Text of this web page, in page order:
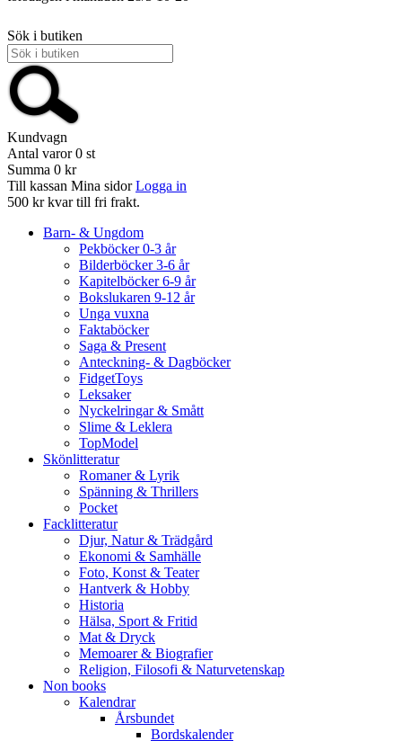
Sök i butiken
Kundvagn
Antal varor 0 st
Summa 0 kr
Till kassan Mina sidor Logga in
500 kr kvar till fri frakt.
Barn- & Ungdom
Pekböcker 0-3 år
Bilderböcker 3-6 år
Kapitelböcker 6-9 år
Bokslukaren 9-12 år
Unga vuxna
Faktaböcker
Saga & Present
Anteckning- & Dagböcker
FidgetToys
Leksaker
Nyckelringar & Smått
Slime & Leklera
TopModel
Skönlitteratur
Romaner & Lyrik
Spänning & Thrillers
Pocket
Facklitteratur
Djur, Natur & Trädgård
Ekonomi & Samhälle
Foto, Konst & Teater
Hantverk & Hobby
Historia
Hälsa, Sport & Fritid
Mat & Dryck
Memoarer & Biografier
Religion, Filosofi & Naturvetenskap
Non books
Kalendrar
Årsbundet
Bordskalender